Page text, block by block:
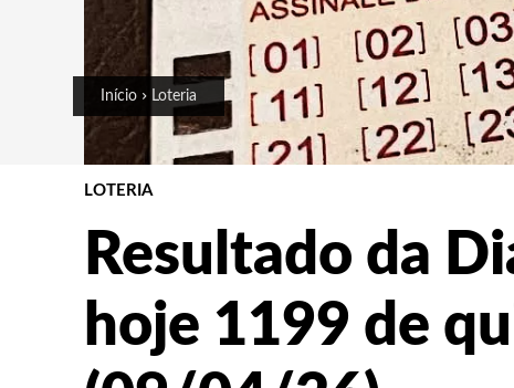
Início Loteria
LOTERIA
Resultado da
hoje 1199 de